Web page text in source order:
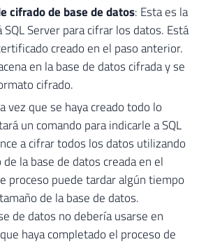
cifrado de base de datos: Esta es la
Server para cifrar los datos. Está
creado en el paso anterior.
en la base de datos cifrada y se
cifrado.
vez que se haya creado todo lo
un comando para indicarle a SQL
a cifrar todos los datos utilizando
la base de datos creada en el
proceso puede tardar algún tiempo
de la base de datos.
de datos no debería usarse en
haya completado el proceso de